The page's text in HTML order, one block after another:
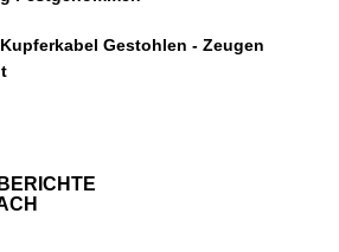
Gestohlen - Zeugen